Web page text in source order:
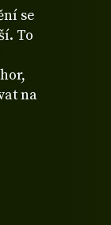
se
To
na